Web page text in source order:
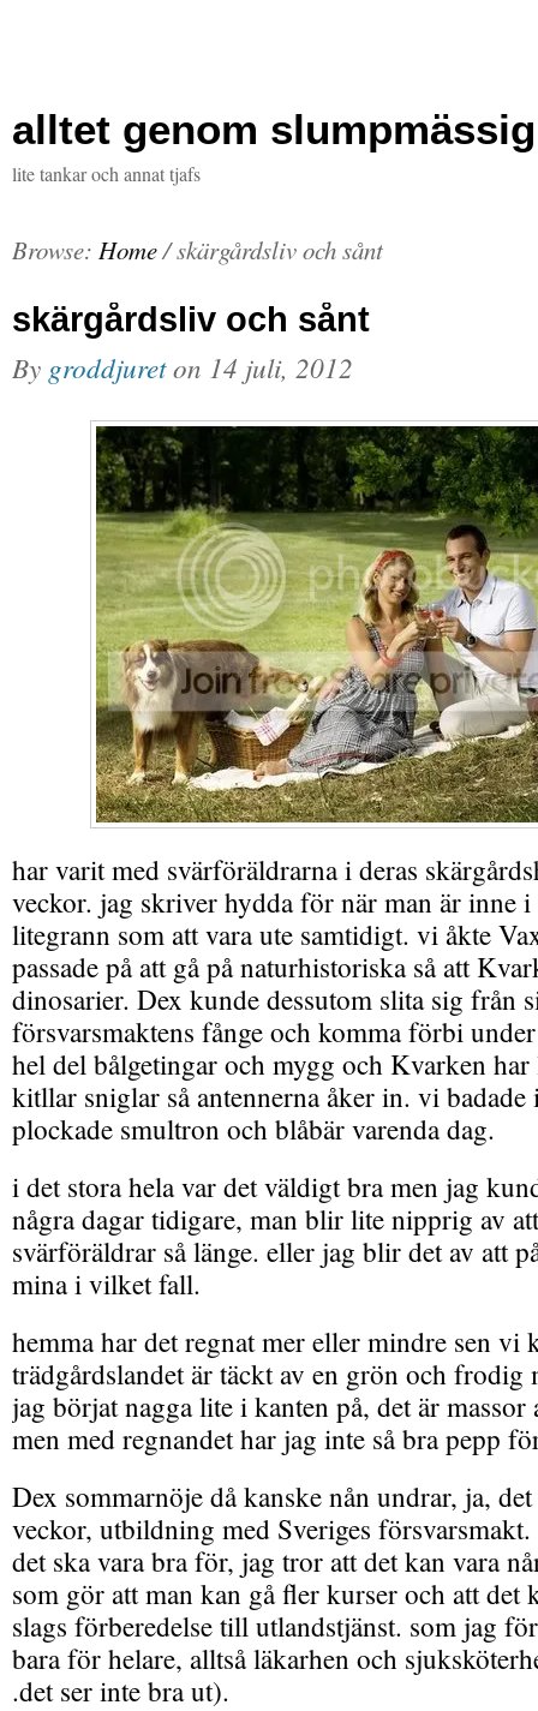
alltet genom
lite tankar och annat tjafs
Browse: Home/skärgårdsliv och sånt
skärgårdsliv och sånt
By groddjureton 14 juli, 2012
har varit med svärföräldrarna i deras
veckor. jag skriver hydda för när man är inne i
litegrann som att vara ute samtidigt. vi åkte
passade på att gå på naturhistoriska så att
dinosarier. Dex kunde dessutom slita sig från
försvarsmaktens fånge och komma förbi
hel del bålgetingar och mygg och Kvarken
kitllar sniglar så antennerna åker in. vi badade
plockade smultron och blåbär varenda dag.
i det stora hela var det väldigt bra men jag
några dagar tidigare, man blir lite nipprig av
svärföräldrar så länge. eller jag blir det av att
mina i vilket fall.
hemma har det regnat mer eller mindre sen vi
trädgårdslandet är täckt av en grön och frodig
jag börjat nagga lite i kanten på, det är massor
men med regnandet har jag inte så bra pepp
Dex sommarnöje då kanske nån undrar, ja,
veckor, utbildning med Sveriges
det ska vara bra för, jag tror att det kan vara
som gör att man kan gå fler kurser och att det
slags förberedelse till utlandstjänst. som jag
bara för helare, alltså läkarhen och
.det ser inte bra ut).